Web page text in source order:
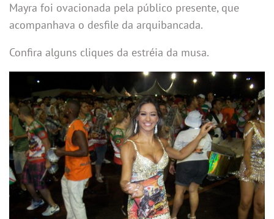
Mayra foi ovacionada pela público presente, que
acompanhava o desfile da arquibancada.
Confira alguns cliques da estréia da musa.